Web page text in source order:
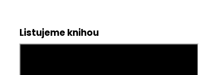
Listujeme knihou